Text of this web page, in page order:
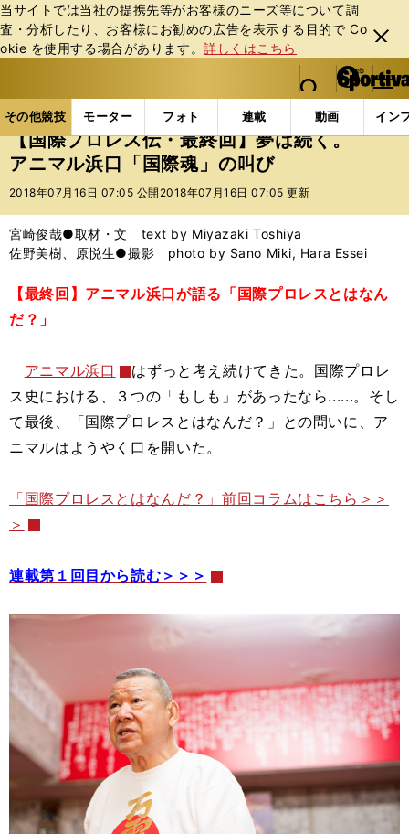
当サイトでは当社の提携先等がお客様のニーズ等について調
査・分析したり、お客様にお勧めの広告を表⽰する⽬的で Co
okie を使⽤する場合があります。詳しくはこちら
閉じ
る
web Sportiva (webスポルティーバ)
検索
マイペ
ー
ジ
メニュ
その他競技 モーター フォト 連載 動画 イン
ス
ポ
ル
バ
その他競技の記事一覧 格闘技 プロレス 【国際
【国際プロレス伝・最終回】夢は続く。
アニマル浜口「国際魂」の叫び
2018年07月16日 07:05 公開 2018年07月16日 07:05 更新
宮崎俊哉●取材・文 text by Miyazaki Toshiya
佐野美樹、原悦生●撮影 photo by Sano Miki, Hara Essei
【最終回】アニマル浜口が語る「国際プロレスとはなん
だ？」
アニマル浜口
はずっと考え続けてきた。国際プロレ
ス史における、３つの「もしも」があったなら......。そし
て最後、「国際プロレスとはなんだ？」との問いに、ア
ニマルはようやく口を開いた。
「国際プロレスとはなんだ？」前回コラムはこちら＞＞
＞
連載第１回目から読む＞＞＞